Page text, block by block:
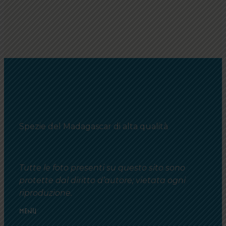
Spezie del Madagascar di alta qualità
Tutte le foto presenti su questo sito sono
protette dal diritto d’autore; vietata ogni
riproduzione.
MENU